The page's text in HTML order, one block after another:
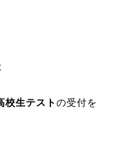
校生テスト の受付を